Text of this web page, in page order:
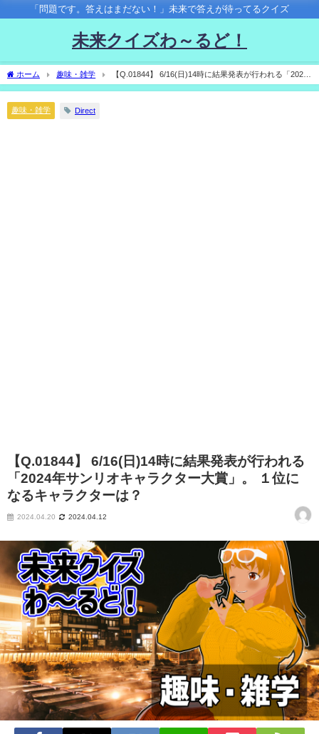
「問題です。答えはまだない！」未来で答えが待ってるクイズ
未来クイズわ～るど！
ホーム 趣味・雑学
【Q.01844】 6/16(日)14時に結果発表が行われる「2024
年サンリオキャラクター大賞」。 １位になるキャラクターは？
趣味・雑学 Direct
【Q.01844】 6/16(日)14時に結果発表が行われる
「2024年サンリオキャラクター大賞」。 １位に
なるキャラクターは？
2024.04.20 2024.04.12